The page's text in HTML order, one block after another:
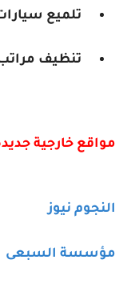
تلميع
تنظيف
مواقع خارجية
النجوم نيوز
مؤسسة السبعى